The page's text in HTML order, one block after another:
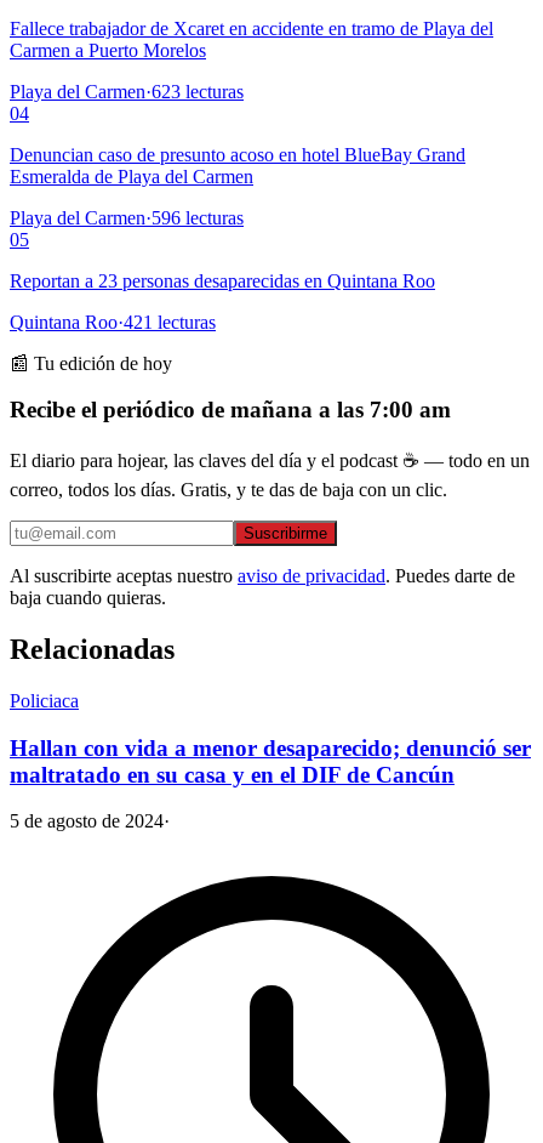
Fallece trabajador de Xcaret en accidente en tramo de Playa del
Carmen a Puerto Morelos
Playa del Carmen·623 lecturas
04
Denuncian caso de presunto acoso en hotel BlueBay Grand
Esmeralda de Playa del Carmen
Playa del Carmen·596 lecturas
05
Reportan a 23 personas desaparecidas en Quintana Roo
Quintana Roo·421 lecturas
📰 Tu edición de hoy
Recibe el periódico de mañana a las 7:00 am
El diario para hojear, las claves del día y el podcast ☕ — todo en un
correo, todos los días. Gratis, y te das de baja con un clic.
Suscribirme
Al suscribirte aceptas nuestro aviso de privacidad. Puedes darte de
baja cuando quieras.
Relacionadas
Policiaca
Hallan con vida a menor desaparecido; denunció ser
maltratado en su casa y en el DIF de Cancún
5 de agosto de 2024·